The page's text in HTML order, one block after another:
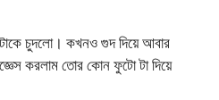
চুদলো। কখনও গুদ দিয়ে আবার
করলাম তোর কোন ফুটো টা দিয়ে